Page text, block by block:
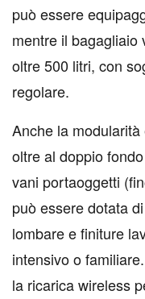
può essere
mentre il bagagliaio
oltre 500 litri, con
regolare.
Anche la
oltre al doppio
vani portaoggetti
può essere dotata
lombare e finiture
intensivo o
la ricarica wireless